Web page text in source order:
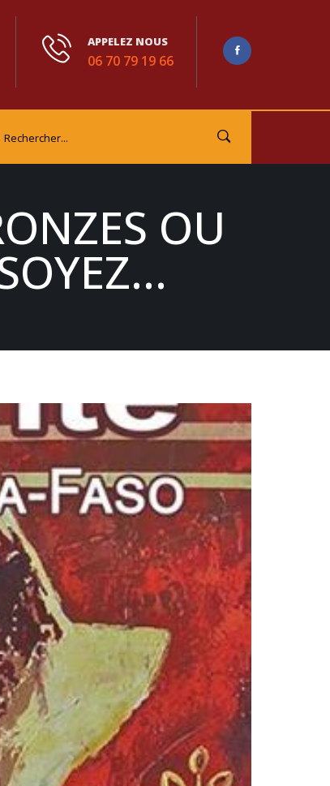
APPELEZ NOUS
06 70 79 19 66
OU